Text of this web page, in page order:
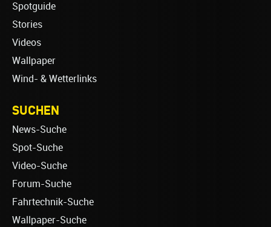
Spotguide
Stories
Videos
Wallpaper
Wind- & Wetterlinks
SUCHEN
News-Suche
Spot-Suche
Video-Suche
Forum-Suche
Fahrtechnik-Suche
Wallpaper-Suche